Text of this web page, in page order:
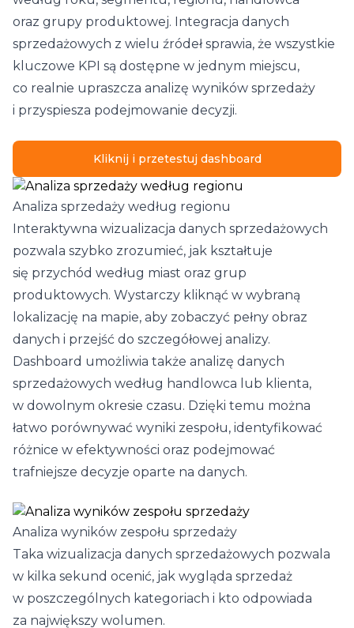
oraz grupy produktowej. Integracja danych
sprzedażowych z wielu źródeł sprawia, że wszystkie
kluczowe KPI są dostępne w jednym miejscu,
co realnie upraszcza analizę wyników sprzedaży
i przyspiesza podejmowanie decyzji.
Kliknij i przetestuj dashboard
Analiza sprzedaży według regionu
Interaktywna wizualizacja danych sprzedażowych
pozwala szybko zrozumieć, jak kształtuje
się przychód według miast oraz grup
produktowych. Wystarczy kliknąć w wybraną
lokalizację na mapie, aby zobaczyć pełny obraz
danych i przejść do szczegółowej analizy.
Dashboard umożliwia także analizę danych
sprzedażowych według handlowca lub klienta,
w dowolnym okresie czasu. Dzięki temu można
łatwo porównywać wyniki zespołu, identyfikować
różnice w efektywności oraz podejmować
trafniejsze decyzje oparte na danych.
Analiza wyników zespołu sprzedaży
Taka wizualizacja danych sprzedażowych pozwala
w kilka sekund ocenić, jak wygląda sprzedaż
w poszczególnych kategoriach i kto odpowiada
za największy wolumen.